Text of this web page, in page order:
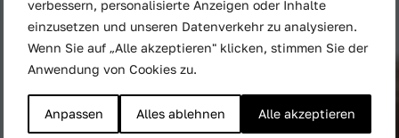
verbessern, personalisierte Anzeigen oder Inhalte
einzusetzen und unseren Datenverkehr zu analysieren.
Wenn Sie auf „Alle akzeptieren" klicken, stimmen Sie der
Anwendung von Cookies zu.
Anpassen Alles ablehnen Alle akzeptieren
Erlebnisse, die
Marken lebendig
machen